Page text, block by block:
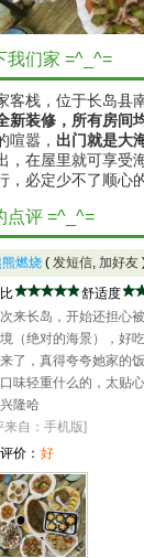
我们家 =^_^=
客栈，位于长岛县
新装修，所有房间
喧嚣， 出门就是大
，在屋里就可享受
，必定少不了顺心
点评 =^_^=
燃烧 ( 发短信, 加好友
舒适度
来长岛，开始还担心
（绝对的海景），好
了，真得夸夸她家的
味轻重什么的，太贴心
隆哈
来自：手机版]
价： 好